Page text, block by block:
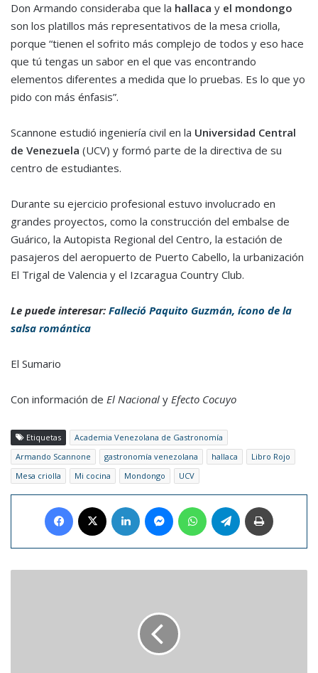
Don Armando consideraba que la hallaca y el mondongo
son los platillos más representativos de la mesa criolla,
porque “tienen el sofrito más complejo de todos y eso hace
que tú tengas un sabor en el que vas encontrando
elementos diferentes a medida que lo pruebas. Es lo que yo
pido con más énfasis”.
Scannone estudió ingeniería civil en la Universidad Central
de Venezuela (UCV) y formó parte de la directiva de su
centro de estudiantes.
Durante su ejercicio profesional estuvo involucrado en
grandes proyectos, como la construcción del embalse de
Guárico, la Autopista Regional del Centro, la estación de
pasajeros del aeropuerto de Puerto Cabello, la urbanización
El Trigal de Valencia y el Izcaragua Country Club.
Le puede interesar: Falleció Paquito Guzmán, ícono de la
salsa romántica
El Sumario
Con información de El Nacional y Efecto Cocuyo
Etiquetas
Academia Venezolana de Gastronomía
Armando Scannone
gastronomía venezolana hallaca
Libro Rojo
Mesa criolla
Mi cocina Mondongo UCV
Facebook LinkedIn MessengerWhatsAppTelegram